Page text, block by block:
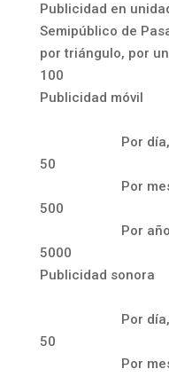
Publicidad en
Semipúblico de
por triángulo, por
100
Publicidad móvil
Por día, por
50
Por mes,
500
Por año,
5000
Publicidad sonora
Por día, por
50
Por mes,